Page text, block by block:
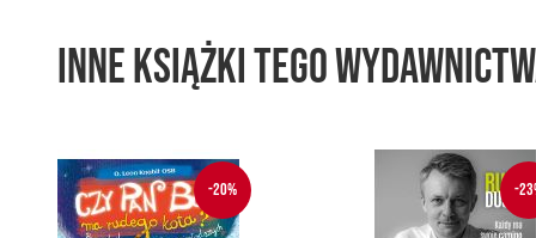
Inne książki tego
-20% -